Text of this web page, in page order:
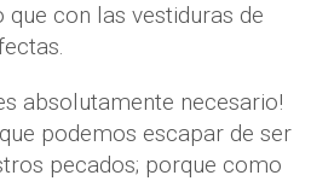
que con las vestiduras de
absolutamente necesario!
podemos escapar de ser
pecados; porque como